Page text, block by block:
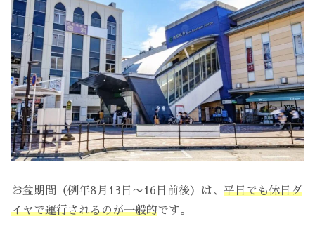
お盆期間（例年8月13日〜16日前後）は、 平日でも休日ダ
イヤで運行されるのが一般的です。